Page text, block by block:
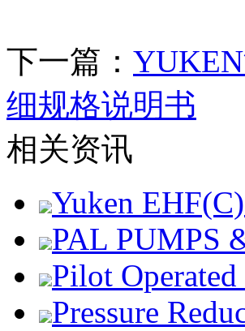
下一篇：
细规格说明书
相关资讯
Yuken
PAL PUMPS
Pilot
Pressure